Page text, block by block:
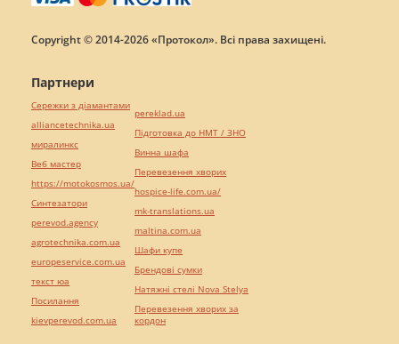
Copyright © 2014-2026 «Протокол». Всі права захищені.
Партнери
Сережки з діамантами
alliancetechnika.ua
миралинкс
Веб мастер
https://motokosmos.ua/
Синтезатори
perevod.agency
agrotechnika.com.ua
europeservice.com.ua
текст юа
Посилання
kievperevod.com.ua
pereklad.ua
Підготовка до НМТ / ЗНО
Винна шафа
Перевезення хворих
hospice-life.com.ua/
mk-translations.ua
maltina.com.ua
Шафи купе
Брендові сумки
Натяжні стелі Nova Stelya
Перевезення хворих за
кордон